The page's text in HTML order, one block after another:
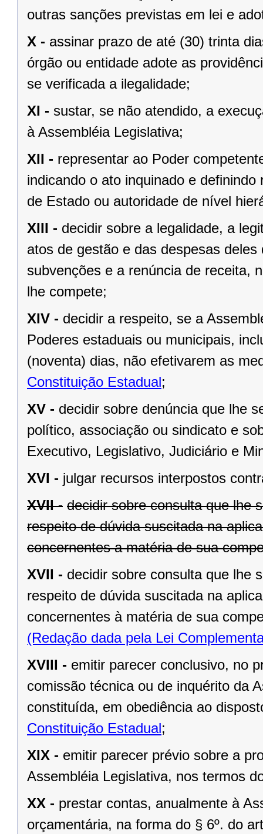
outras sanções previstas em lei e
X - assinar prazo de até (30) trinta
órgão ou entidade adote as
se verificada a ilegalidade;
XI - sustar, se não atendido, a
à Assembléia Legislativa;
XII - representar ao Poder
indicando o ato inquinado e
de Estado ou autoridade de nível
XIII - decidir sobre a legalidade, a
atos de gestão e das despesas
subvenções e a renúncia de receita,
lhe compete;
XIV - decidir a respeito, se a
Poderes estaduais ou municipais,
(noventa) dias, não efetivarem as
Constituição Estadual;
XV - decidir sobre denúncia que lhe
político, associação ou sindicato e
Executivo, Legislativo, Judiciário e
XVI - julgar recursos interpostos
XVII - decidir sobre consulta que lhe
respeito de dúvida suscitada na
concernentes a matéria de sua
XVII - decidir sobre consulta que lhe
respeito de dúvida suscitada na
concernentes à matéria de sua
(Redação dada pela Lei
XVIII - emitir parecer conclusivo, no
comissão técnica ou de inquérito da
constituída, em obediência ao
Constituição Estadual;
XIX - emitir parecer prévio sobre a
Assembléia Legislativa, nos termos
XX - prestar contas, anualmente à
orçamentária, na forma do § 6º. do